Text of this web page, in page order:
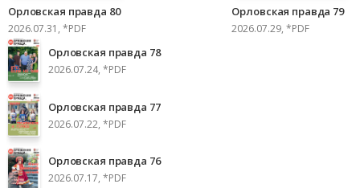
Орловская правда 80
2026.07.31, *PDF
Орловская правда 79
2026.07.29, *PDF
Орловская правда 78
2026.07.24, *PDF
Орловская правда 77
2026.07.22, *PDF
Орловская правда 76
2026.07.17, *PDF